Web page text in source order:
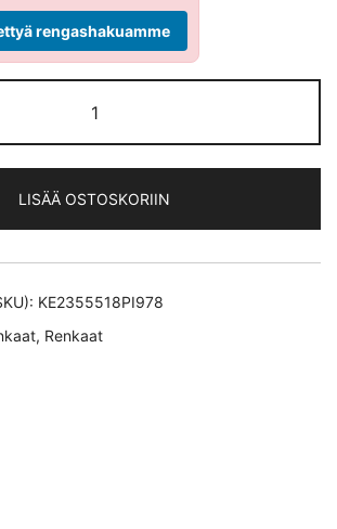
rengashakuamme
CINTURATO
P7
ELECT
XL
kesärengas
235/55-
määrä
LISÄÄ OSTOSKORIIN
KE2355518PI978
, Renkaat